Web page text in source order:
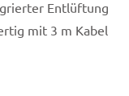
Entlüftung
mit 3 m Kabel